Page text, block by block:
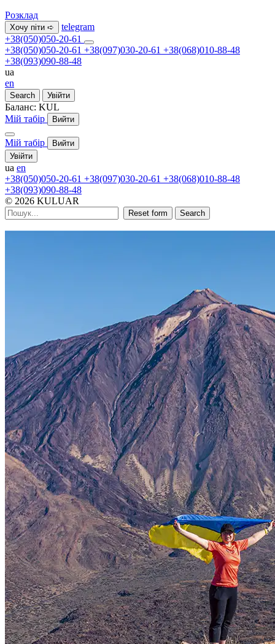
Розклад
Хочу піти ➪
telegram
+38(050)050-20-61
+38(050)050-20-61 +38(097)030-20-61 +38(068)010-88-48
+38(093)090-88-48
ua
en
Search Увійти
Баланс: KUL
Мій табір
Вийти
Мій табір
Вийти
Увійти
ua en
+38(050)050-20-61 +38(097)030-20-61 +38(068)010-88-48
+38(093)090-88-48
© 2026 KULUAR
Reset form Search